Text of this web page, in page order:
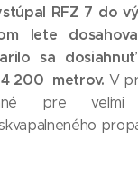
RFZ 7 do
lete
sa dosiahnuť
200 metrov. V
pre veľmi